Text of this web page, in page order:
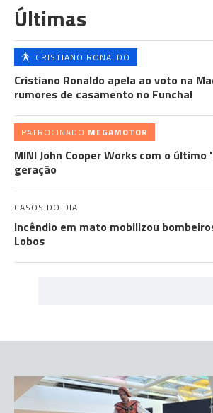
Últimas
CRISTIANO RONALDO
Cristiano Ronaldo apela ao voto na
rumores de casamento no Funchal
PATROCINADO MEGAMOTOR
MINI John Cooper Works com o
geração
CASOS DO DIA
Incêndio em mato mobilizou
Lobos